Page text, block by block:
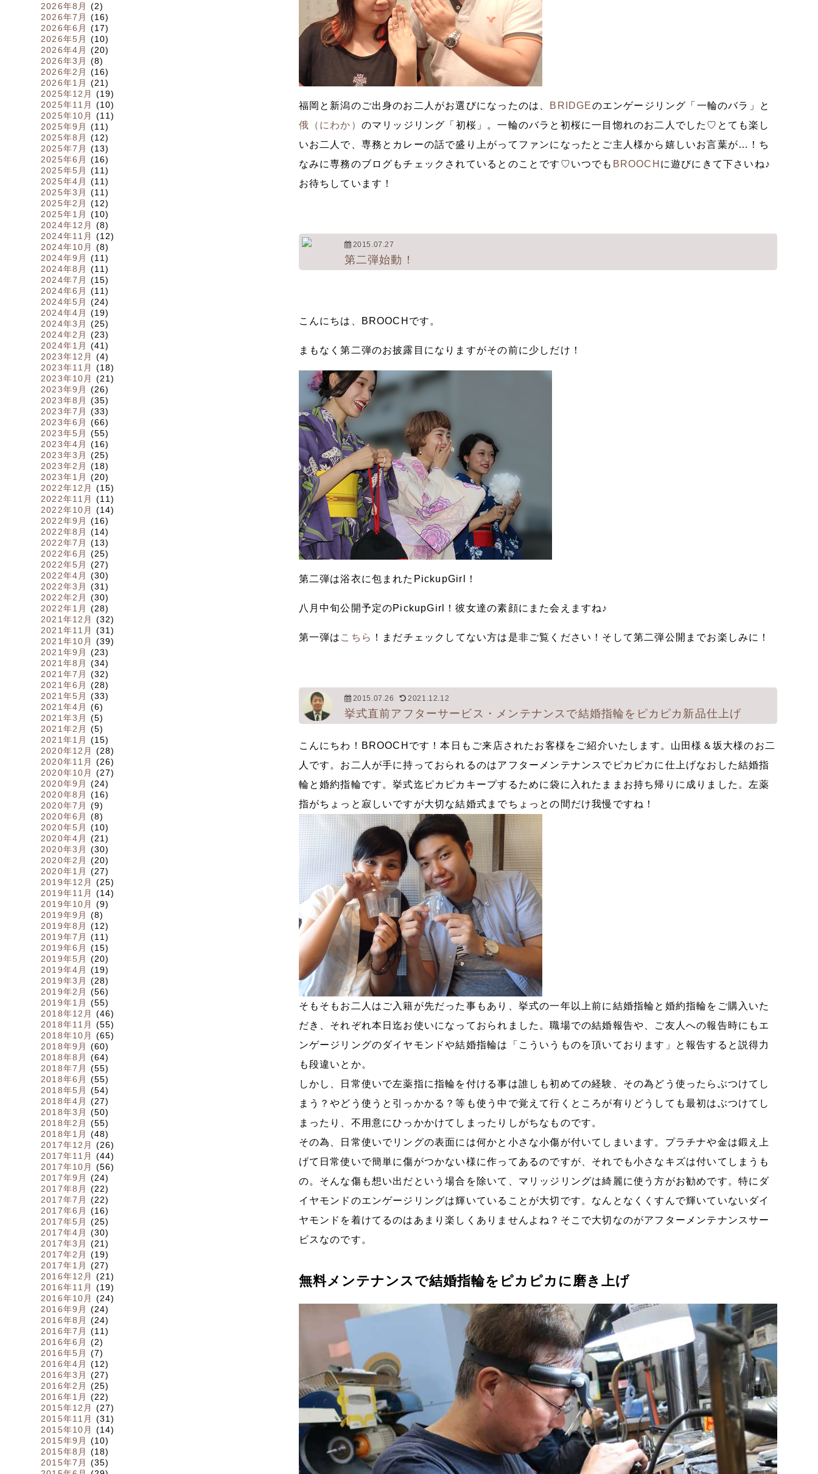
2026年8月
(2)
2026年7月
(16)
2026年6月
(17)
2026年5月
(10)
2026年4月
(20)
2026年3月
(8)
2026年2月
(16)
2026年1月
(21)
2025年12月
(19)
2025年11月
(10)
2025年10月
(11)
2025年9月
(11)
2025年8月
(12)
2025年7月
(13)
2025年6月
(16)
2025年5月
(11)
2025年4月
(11)
2025年3月
(11)
2025年2月
(12)
2025年1月
(10)
2024年12月
(8)
2024年11月
(12)
2024年10月
(8)
2024年9月
(11)
2024年8月
(11)
2024年7月
(15)
2024年6月
(11)
2024年5月
(24)
2024年4月
(19)
2024年3月
(25)
2024年2月
(23)
2024年1月
(41)
2023年12月
(4)
2023年11月
(18)
2023年10月
(21)
2023年9月
(26)
2023年8月
(35)
2023年7月
(33)
2023年6月
(66)
2023年5月
(55)
2023年4月
(16)
2023年3月
(25)
2023年2月
(18)
2023年1月
(20)
2022年12月
(15)
2022年11月
(11)
2022年10月
(14)
2022年9月
(16)
2022年8月
(14)
2022年7月
(13)
2022年6月
(25)
2022年5月
(27)
2022年4月
(30)
2022年3月
(31)
2022年2月
(30)
2022年1月
(28)
2021年12月
(32)
2021年11月
(31)
2021年10月
(39)
2021年9月
(23)
2021年8月
(34)
2021年7月
(32)
2021年6月
(28)
2021年5月
(33)
2021年4月
(6)
2021年3月
(5)
2021年2月
(5)
2021年1月
(15)
2020年12月
(28)
2020年11月
(26)
2020年10月
(27)
2020年9月
(24)
2020年8月
(16)
2020年7月
(9)
2020年6月
(8)
2020年5月
(10)
2020年4月
(21)
2020年3月
(30)
2020年2月
(20)
2020年1月
(27)
2019年12月
(25)
2019年11月
(14)
2019年10月
(9)
2019年9月
(8)
2019年8月
(12)
2019年7月
(11)
2019年6月
(15)
2019年5月
(20)
2019年4月
(19)
2019年3月
(28)
2019年2月
(56)
2019年1月
(55)
2018年12月
(46)
2018年11月
(55)
2018年10月
(65)
2018年9月
(60)
2018年8月
(64)
2018年7月
(55)
2018年6月
(55)
2018年5月
(54)
2018年4月
(27)
2018年3月
(50)
2018年2月
(55)
2018年1月
(48)
2017年12月
(26)
2017年11月
(44)
2017年10月
(56)
2017年9月
(24)
2017年8月
(22)
2017年7月
(22)
2017年6月
(16)
2017年5月
(25)
2017年4月
(30)
2017年3月
(21)
2017年2月
(19)
2017年1月
(27)
2016年12月
(21)
2016年11月
(19)
2016年10月
(24)
2016年9月
(24)
2016年8月
(24)
2016年7月
(11)
2016年6月
(2)
2016年5月
(7)
2016年4月
(12)
2016年3月
(27)
2016年2月
(25)
2016年1月
(22)
2015年12月
(27)
2015年11月
(31)
2015年10月
(14)
2015年9月
(10)
2015年8月
(18)
2015年7月
(35)
福岡と新潟のご出身のお二人がお選びになったのは、 BRIDGEのエンゲージリング「一輪のバラ」と
俄（にわか） のマリッジリング「初桜」。一輪のバラと初桜に一目惚れのお二人でした♡とても楽し
いお二人で、専務とカレーの話で盛り上がってファンになったとご主人様から嬉しいお言葉が…！ち
なみに専務のブログもチェックされているとのことです♡いつでも BROOCH に遊びにきて下さいね♪
お待ちしています！
2015.07.27
第二弾始動！
こんにちは、BROOCHです。
まもなく第二弾のお披露目になりますがその前に少しだけ！
第二弾は浴衣に包まれたPickupGirl！
八月中旬公開予定のPickupGirl！彼女達の素顔にまた会えますね♪
第一弾は こちら ！まだチェックしてない方は是非ご覧ください！そして第二弾公開までお楽しみに！
2015.07.26 2021.12.12
挙式直前アフターサービス・メンテナンスで結婚指輪をピカピカ新品仕上げ
こんにちわ！BROOCHです！本日もご来店されたお客様をご紹介いたします。山田様＆坂大様のお二
人です。お二人が手に持っておられるのはアフターメンテナンスでピカピカに仕上げなおした結婚指
輪と婚約指輪です。挙式迄ピカピカキープするために袋に入れたままお持ち帰りに成りました。左薬
指がちょっと寂しいですが大切な結婚式までちょっとの間だけ我慢ですね！
そもそもお二人はご入籍が先だった事もあり、挙式の一年以上前に結婚指輪と婚約指輪をご購入いた
だき、それぞれ本日迄お使いになっておられました。職場での結婚報告や、ご友人への報告時にもエ
ンゲージリングのダイヤモンドや結婚指輪は「こういうものを頂いております」と報告すると説得力
も段違いとか。
しかし、日常使いで左薬指に指輪を付ける事は誰しも初めての経験、その為どう使ったらぶつけてし
まう？やどう使うと引っかかる？等も使う中で覚えて行くところが有りどうしても最初はぶつけてし
まったり、不用意にひっかかけてしまったりしがちなものです。
その為、日常使いでリングの表面には何かと小さな小傷が付いてしまいます。プラチナや金は鍛え上
げて日常使いで簡単に傷がつかない様に作ってあるのですが、それでも小さなキズは付いてしまうも
の。そんな傷も想い出だという場合を除いて、マリッジリングは綺麗に使う方がお勧めです。特にダ
イヤモンドのエンゲージリングは輝いていることが大切です。なんとなくくすんで輝いていないダイ
ヤモンドを着けてるのはあまり楽しくありませんよね？そこで大切なのがアフターメンテナンスサー
ビスなのです。
無料メンテナンスで結婚指輪をピカピカに磨き上げ